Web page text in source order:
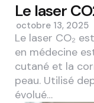
Le laser
octobre 13, 2025
Le laser CO₂
en médecine
cutané et la
peau. Utilisé
évolué…